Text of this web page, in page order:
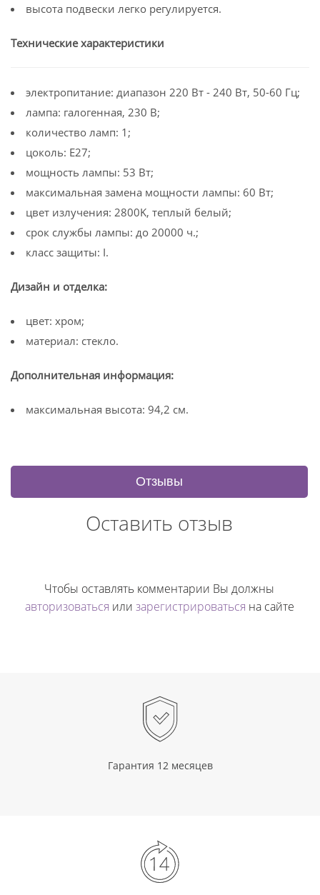
высота подвески легко регулируется.
Технические характеристики
электропитание: диапазон 220 Вт - 240 Вт, 50-60 Гц;
лампа: галогенная, 230 В;
количество ламп: 1;
цоколь: Е27;
мощность лампы: 53 Вт;
максимальная замена мощности лампы: 60 Вт;
цвет излучения: 2800K, теплый белый;
cрок службы лампы: до 20000 ч.;
класс защиты: I.
Дизайн и отделка:
цвет: хром;
материал: стекло.
Дополнительная информация:
максимальная высота: 94,2 см.
Отзывы
Оставить отзыв
Чтобы оставлять комментарии Вы должны
авторизоваться или зарегистрироваться на сайте
Гарантия 12 месяцев